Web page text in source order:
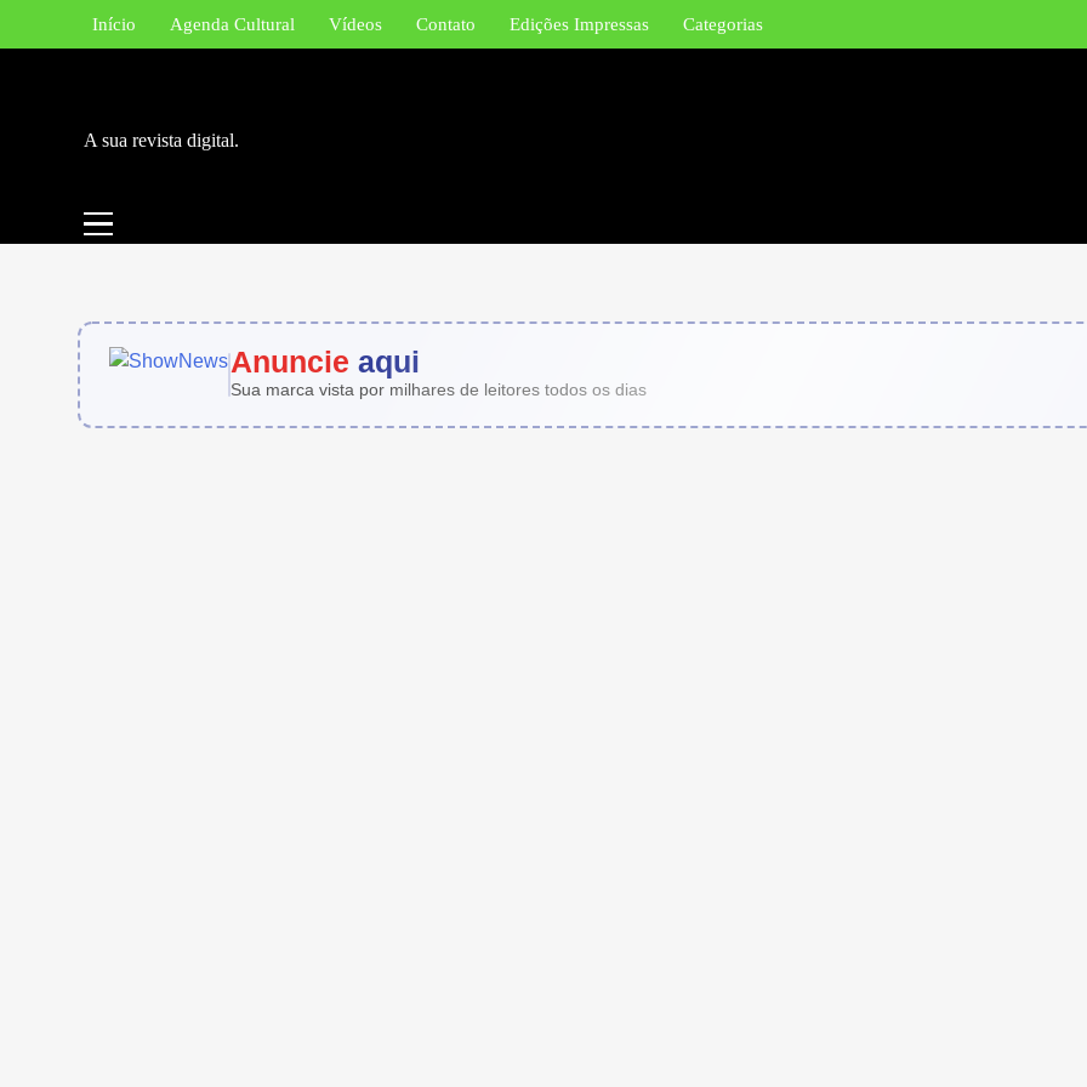
Início Agenda Cultural Vídeos Contato Edições Impressas Categorias
A sua revista digital.
Anuncie aqui
Sua marca vista por milhares de leitores todos os dias